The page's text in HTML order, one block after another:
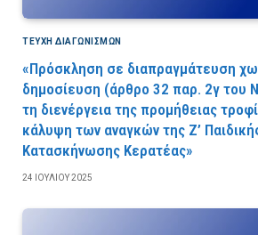
ΤΕΎΧΗ ΔΙΑΓΩΝΙΣΜΏΝ
«Πρόσκληση σε διαπραγμάτευση
δημοσίευση (άρθρο 32 παρ. 2γ του
τη διενέργεια της προμήθειας
κάλυψη των αναγκών της Ζ’
Κατασκήνωσης Κερατέας»
24 ΙΟΥΛΊΟΥ 2025